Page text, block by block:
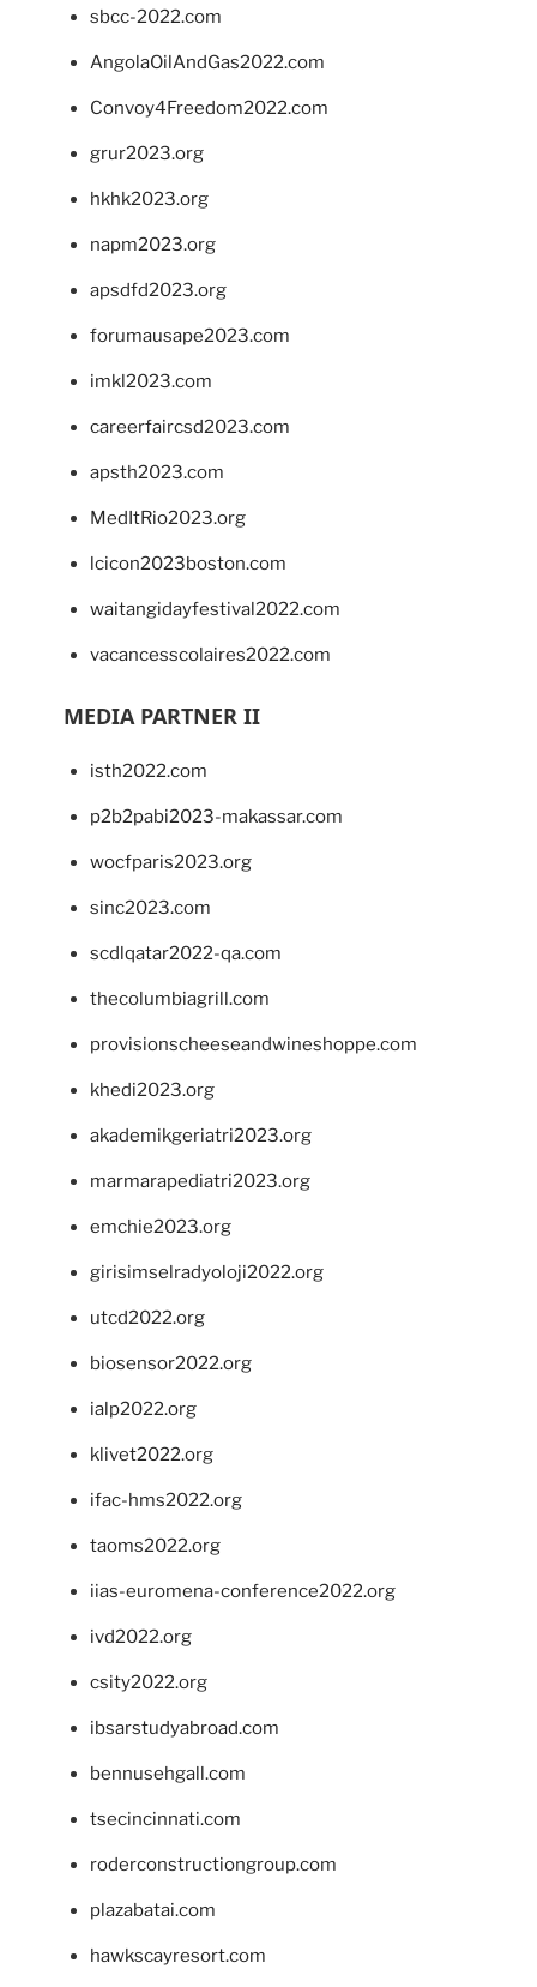
sbcc-2022.com
AngolaOilAndGas2022.com
Convoy4Freedom2022.com
grur2023.org
hkhk2023.org
napm2023.org
apsdfd2023.org
forumausape2023.com
imkl2023.com
careerfaircsd2023.com
apsth2023.com
MedItRio2023.org
lcicon2023boston.com
waitangidayfestival2022.com
vacancesscolaires2022.com
MEDIA PARTNER II
isth2022.com
p2b2pabi2023-makassar.com
wocfparis2023.org
sinc2023.com
scdlqatar2022-qa.com
thecolumbiagrill.com
provisionscheeseandwineshoppe.com
khedi2023.org
akademikgeriatri2023.org
marmarapediatri2023.org
emchie2023.org
girisimselradyoloji2022.org
utcd2022.org
biosensor2022.org
ialp2022.org
klivet2022.org
ifac-hms2022.org
taoms2022.org
iias-euromena-conference2022.org
ivd2022.org
csity2022.org
ibsarstudyabroad.com
bennusehgall.com
tsecincinnati.com
roderconstructiongroup.com
plazabatai.com
hawkscayresort.com